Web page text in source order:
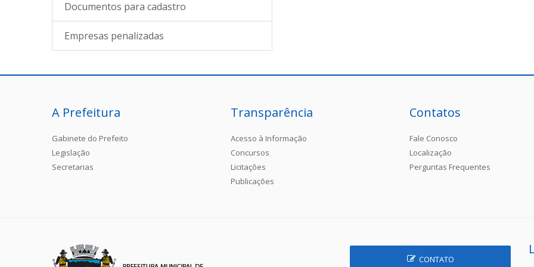
Documentos para cadastro
Empresas penalizadas
A Prefeitura
Gabinete do Prefeito
Legislação
Secretarias
Transparência
Acesso à Informação
Concursos
Licitações
Publicações
Contatos
Fale Conosco
Localização
Perguntas Frequentes
CONTATO